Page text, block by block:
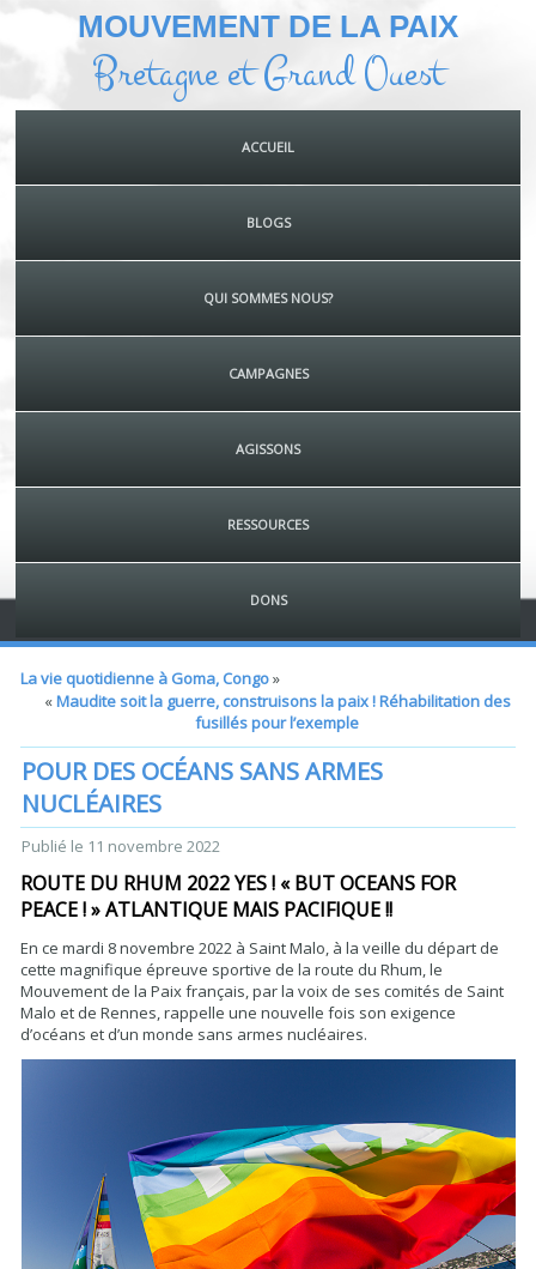
MOUVEMENT DE LA PAIX
Bretagne et Grand Ouest
ACCUEIL
BLOGS
QUI SOMMES NOUS?
CAMPAGNES
AGISSONS
RESSOURCES
DONS
La vie quotidienne à Goma, Congo»
«Maudite soit la guerre, construisons la paix ! Réhabilitation des
fusillés pour l’exemple
POUR DES OCÉANS SANS ARMES
NUCLÉAIRES
Publié le 11 novembre 2022
ROUTE DU RHUM 2022 YES ! « BUT OCEANS FOR
PEACE ! » ATLANTIQUE MAIS PACIFIQUE !!
En ce mardi 8 novembre 2022 à Saint Malo, à la veille du départ de
cette magnifique épreuve sportive de la route du Rhum, le
Mouvement de la Paix français, par la voix de ses comités de Saint
Malo et de Rennes, rappelle une nouvelle fois son exigence
d’océans et d’un monde sans armes nucléaires.